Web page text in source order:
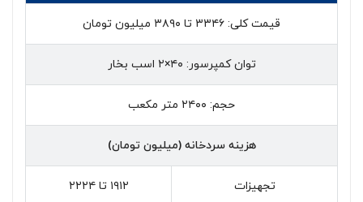
قیمت کلی: ۳۳۴۶ تا ۳۸۹۰ میلیون تومان
توان کمپرسور: ۴۰×۲ اسب بخار
حجم: ۲۴۰۰ متر مکعب
هزینه سردخانه (میلیون تومان)
تجهیزات ۱۹۱۲ تا ۲۲۲۴